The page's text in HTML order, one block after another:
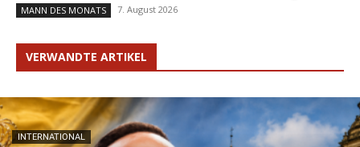
MANN DES MONATS 7. August 2026
VERWANDTE ARTIKEL
INTERNATIONAL